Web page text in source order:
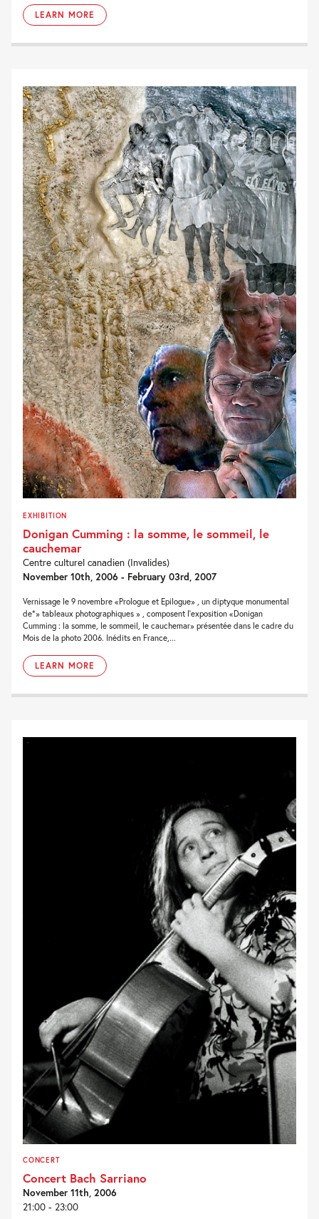
LEARN MORE
EXHIBITION
Donigan Cumming : la somme, le sommeil, le
cauchemar
Centre culturel canadien (Invalides)
November 10th, 2006 - February 03rd, 2007
Vernissage le 9 novembre «Prologue et Epilogue» , un diptyque monumental
de*» tableaux photographiques » , composent l'exposition «Donigan
Cumming : la somme, le sommeil, le cauchemar» présentée dans le cadre du
Mois de la photo 2006. Inédits en France,...
LEARN MORE
CONCERT
Concert Bach Sarriano
November 11th, 2006
21:00 - 23:00